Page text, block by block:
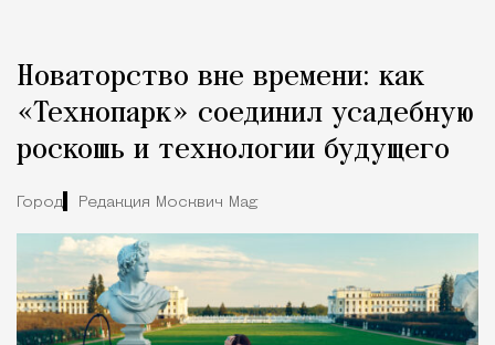
Новаторство вне времени: как
«Технопарк» соединил усадебную
роскошь и технологии будущего
Город Редакция Москвич Mag